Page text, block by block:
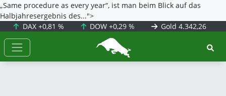
„Same procedure as every year“, ist man beim Blick auf das
Halbjahresergebnis des...">
DAX +0,81 % DOW+0,29 % Gold 4.342,26
BörsenNEWS.de